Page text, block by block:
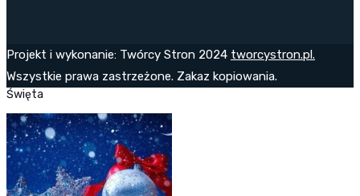
Projekt i wykonanie: Twórcy Stron 2024 tworcystron.pl.
Wszystkie prawa zastrzeżone. Zakaz kopiowania.
Święta